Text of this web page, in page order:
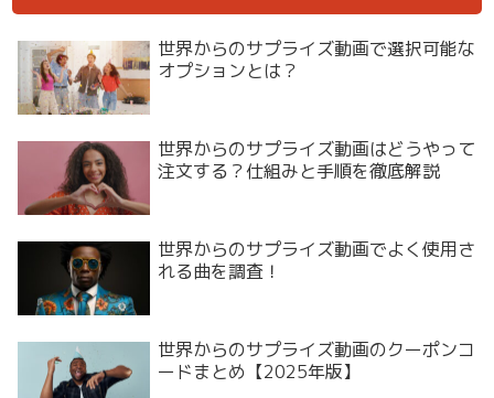
世界からのサプライズ動画で選択可能な
オプションとは？
世界からのサプライズ動画はどうやって
注文する？仕組みと手順を徹底解説
世界からのサプライズ動画でよく使用さ
れる曲を調査！
世界からのサプライズ動画のクーポンコ
ードまとめ【2025年版】